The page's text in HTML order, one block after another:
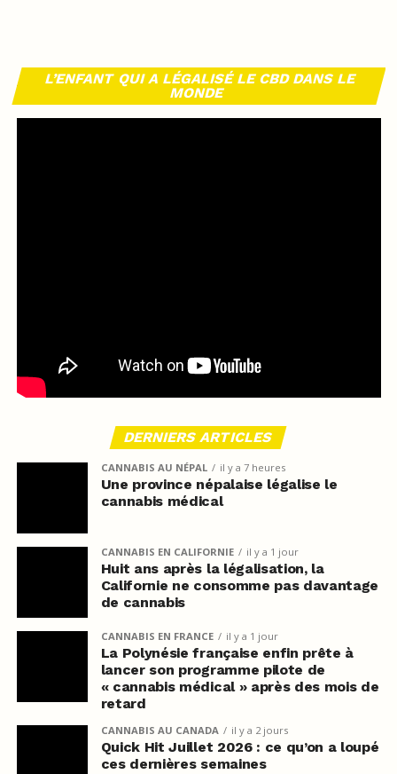
L’ENFANT QUI A LÉGALISÉ LE CBD DANS LE
MONDE
DERNIERS ARTICLES
CANNABIS AU NÉPAL il y a 7 heures
Une province népalaise légalise le
cannabis médical
CANNABIS EN CALIFORNIE il y a 1 jour
Huit ans après la légalisation, la
Californie ne consomme pas davantage
de cannabis
CANNABIS EN FRANCE il y a 1 jour
La Polynésie française enfin prête à
lancer son programme pilote de
« cannabis médical » après des mois de
retard
CANNABIS AU CANADA il y a 2 jours
Quick Hit Juillet 2026 : ce qu’on a loupé
ces dernières semaines